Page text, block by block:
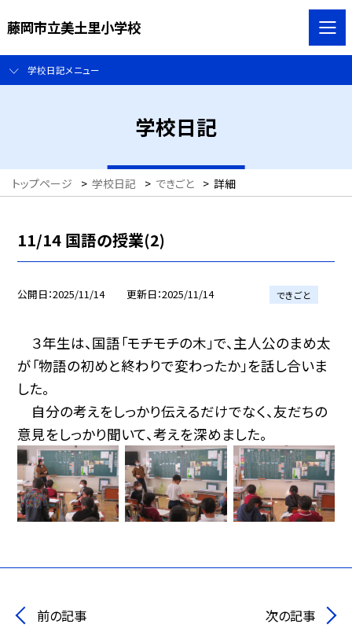
藤岡市立美土里小学校
学校日記メニュー
学校日記
トップページ > 学校日記 > できごと > 詳細
11/14 国語の授業(2)
公開日 2025/11/14 更新日 2025/11/14 できごと
３年生は、国語「モチモチの木」で、主人公のまめ太
が「物語の初めと終わりで変わったか」を話し合いま
した。
自分の考えをしっかり伝えるだけでなく、友だちの
意見をしっかり聞いて、考えを深めました。
前の記事 次の記事